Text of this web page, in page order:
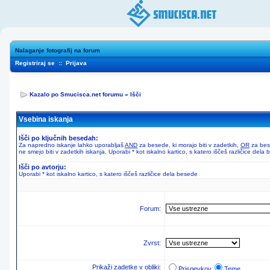
Nalaganje fotografij na forum
Registriraj se :: Prijava
Kazalo po Smucisca.net forumu » Išči
Vsebina iskanja
Išči po ključnih besedah:
Za napredno iskanje lahko uporabljašAND za besede, ki morajo biti v zadetkih, OR za
ne smejo biti v zadetkih iskanja. Uporabi * kot iskalno kartico, s katero iščeš različice dela
Išči po avtorju:
Uporabi * kot iskalno kartico, s katero iščeš različice dela besede
Forum:
Zvrst:
Prikaži zadetke v obliki: